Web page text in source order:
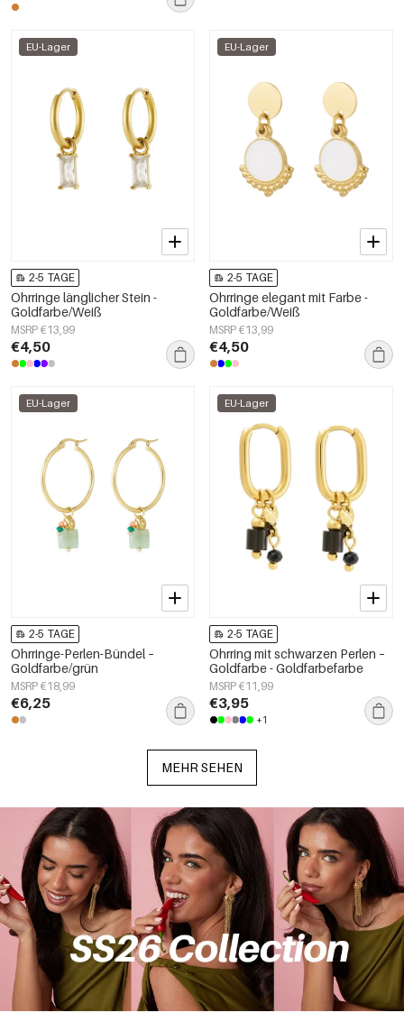
EU-Lager
2-5 TAGE
Ohrringe länglicher Stein -
Goldfarbe/Weiß
MSRP €13,99
€4,50
EU-Lager
2-5 TAGE
Ohrringe elegant mit Farbe -
Goldfarbe/Weiß
MSRP €13,99
€4,50
EU-Lager
2-5 TAGE
Ohrringe-Perlen-Bündel –
Goldfarbe/grün
MSRP €18,99
€6,25
EU-Lager
2-5 TAGE
Ohrring mit schwarzen Perlen –
Goldfarbe - Goldfarbefarbe
MSRP €11,99
€3,95
+1
MEHR SEHEN